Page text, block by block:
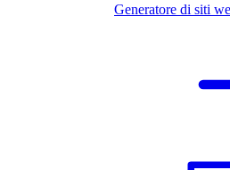
Generatore di siti